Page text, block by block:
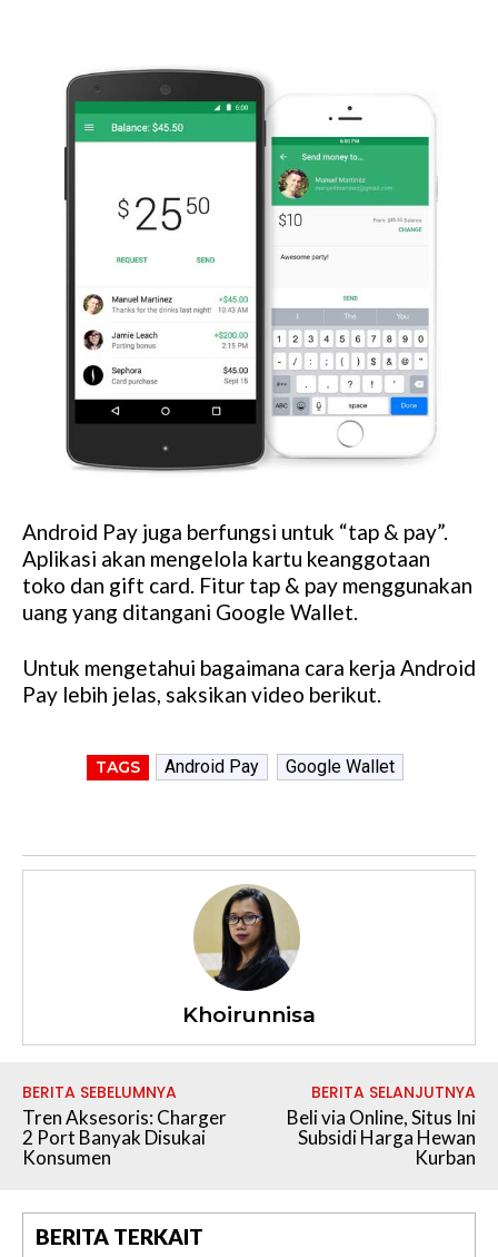
Android Pay juga berfungsi untuk “tap & pay”.
Aplikasi akan mengelola kartu keanggotaan
toko dan gift card. Fitur tap & pay menggunakan
uang yang ditangani Google Wallet.
Untuk mengetahui bagaimana cara kerja Android
Pay lebih jelas, saksikan video berikut.
TAGS Android Pay Google Wallet
Khoirunnisa
BERITA SEBELUMNYA
Tren Aksesoris: Charger
2 Port Banyak Disukai
Konsumen
BERITA SELANJUTNYA
Beli via Online, Situs Ini
Subsidi Harga Hewan
Kurban
BERITA TERKAIT